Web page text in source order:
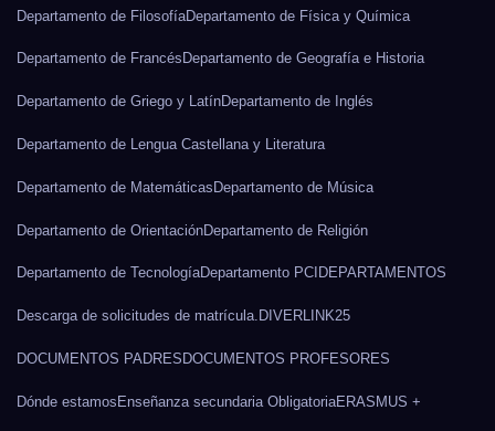
Departamento de FilosofíaDepartamento de Física y Química
Departamento de Francés Departamento de Geografía e Historia
Departamento de Griego y LatínDepartamento de Inglés
Departamento de Lengua Castellana y Literatura
Departamento de MatemáticasDepartamento de Música
Departamento de OrientaciónDepartamento de Religión
Departamento de TecnologíaDepartamento PCI DEPARTAMENTOS
Descarga de solicitudes de matrícula. DIVERLINK25
DOCUMENTOS PADRES DOCUMENTOS PROFESORES
Dónde estamosEnseñanza secundaria ObligatoriaERASMUS +